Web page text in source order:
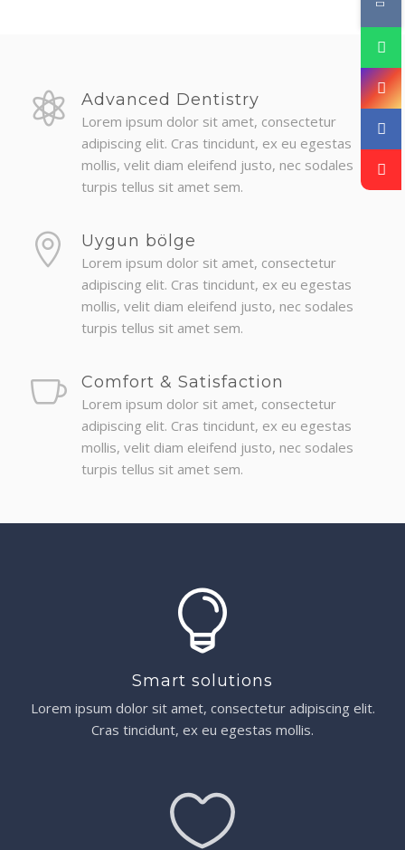
Advanced Dentistry
Lorem ipsum dolor sit amet, consectetur
adipiscing elit. Cras tincidunt, ex eu egestas
mollis, velit diam eleifend justo, nec sodales
turpis tellus sit amet sem.
Uygun bölge
Lorem ipsum dolor sit amet, consectetur
adipiscing elit. Cras tincidunt, ex eu egestas
mollis, velit diam eleifend justo, nec sodales
turpis tellus sit amet sem.
Comfort & Satisfaction
Lorem ipsum dolor sit amet, consectetur
adipiscing elit. Cras tincidunt, ex eu egestas
mollis, velit diam eleifend justo, nec sodales
turpis tellus sit amet sem.
Smart solutions
Lorem ipsum dolor sit amet, consectetur adipiscing elit.
Cras tincidunt, ex eu egestas mollis.